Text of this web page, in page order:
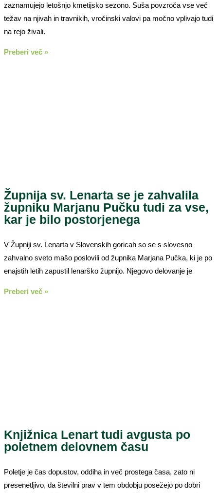
zaznamujejo letošnjo kmetijsko sezono. Suša povzroča vse več
težav na njivah in travnikih, vročinski valovi pa močno vplivajo tudi
na rejo živali.
Preberi več »
Župnija sv. Lenarta se je zahvalila
župniku Marjanu Pučku tudi za vse,
kar je bilo postorjenega
V Župniji sv. Lenarta v Slovenskih goricah so se s slovesno
zahvalno sveto mašo poslovili od župnika Marjana Pučka, ki je po
enajstih letih zapustil lenarško župnijo. Njegovo delovanje je
Preberi več »
Knjižnica Lenart tudi avgusta po
poletnem delovnem času
Poletje je čas dopustov, oddiha in več prostega časa, zato ni
presenetljivo, da številni prav v tem obdobju posežejo po dobri